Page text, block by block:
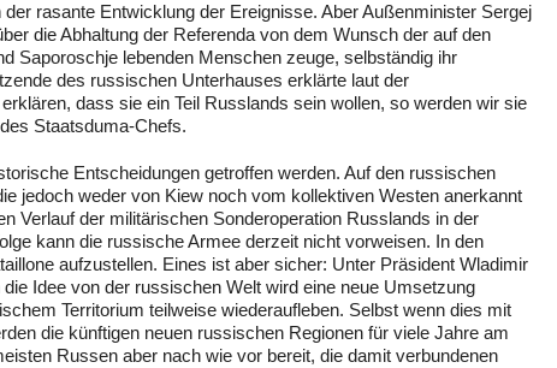
rasante Entwicklung der Ereignisse. Aber Außenminister Sergej
die Abhaltung der Referenda von dem Wunsch der auf den
Saporoschje lebenden Menschen zeuge, selbständig ihr
des russischen Unterhauses erklärte laut der
dass sie ein Teil Russlands sein wollen, so werden wir sie
Staatsduma-Chefs.
Entscheidungen getroffen werden. Auf den russischen
jedoch weder von Kiew noch vom kollektiven Westen anerkannt
Verlauf der militärischen Sonderoperation Russlands in der
kann die russische Armee derzeit nicht vorweisen. In den
aufzustellen. Eines ist aber sicher: Unter Präsident Wladimir
Idee von der russischen Welt wird eine neue Umsetzung
Territorium teilweise wiederaufleben. Selbst wenn dies mit
die künftigen neuen russischen Regionen für viele Jahre am
Russen aber nach wie vor bereit, die damit verbundenen